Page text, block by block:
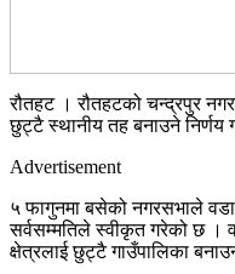
रौतहट । रौतहटको चन्द्रपुर
छुट्टै स्थानीय तह बनाउने निर्णय
Advertisement
५ फागुनमा बसेको नगरसभाले
सर्वसम्मतिले स्वीकृत गरेको छ ।
क्षेत्रलाई छुट्टै गाउँपालिका